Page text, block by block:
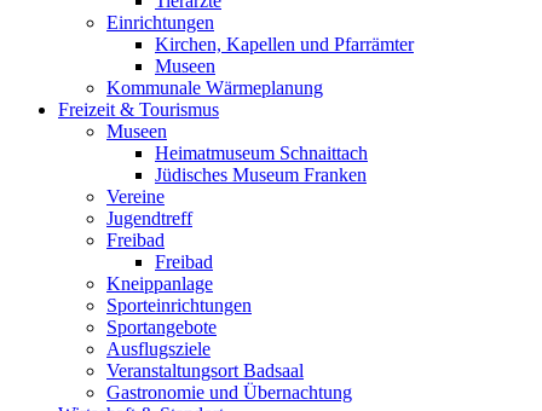
Einrichtungen
Kirchen, Kapellen und Pfarrämter
Museen
Kommunale Wärmeplanung
Freizeit & Tourismus
Museen
Heimatmuseum Schnaittach
Jüdisches Museum Franken
Vereine
Jugendtreff
Freibad
Freibad
Kneippanlage
Sporteinrichtungen
Sportangebote
Ausflugsziele
Veranstaltungsort Badsaal
Gastronomie und Übernachtung